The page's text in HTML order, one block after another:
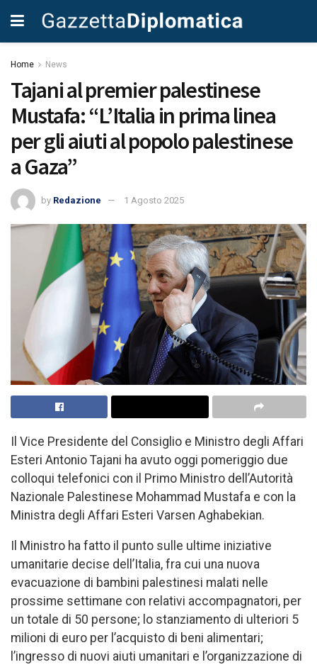
Home News
Tajani al premier palestinese
Mustafa: “L’Italia in prima linea
per gli aiuti al popolo palestinese
a Gaza”
by Redazione 1 Agosto 2025
Il Vice Presidente del Consiglio e Ministro degli Affari
Esteri Antonio Tajani ha avuto oggi pomeriggio due
colloqui telefonici con il Primo Ministro dell’Autorità
Nazionale Palestinese Mohammad Mustafa e con la
Ministra degli Affari Esteri Varsen Aghabekian.
Il Ministro ha fatto il punto sulle ultime iniziative
umanitarie decise dell’Italia, fra cui una nuova
evacuazione di bambini palestinesi malati nelle
prossime settimane con relativi accompagnatori, per
un totale di 50 persone; lo stanziamento di ulteriori 5
milioni di euro per l’acquisto di beni alimentari;
l’ingresso di nuovi aiuti umanitari e l’organizzazione di